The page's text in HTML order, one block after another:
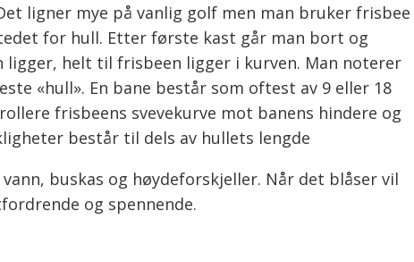
ligner mye på vanlig golf men man bruker frisbee
for hull. Etter første kast går man bort og
ligger, helt til frisbeen ligger i kurven. Man noterer
«hull». En bane består som oftest av 9 eller 18
frisbeens svevekurve mot banens hindere og
består til dels av hullets lengde
buskas og høydeforskjeller. Når det blåser vil
og spennende.